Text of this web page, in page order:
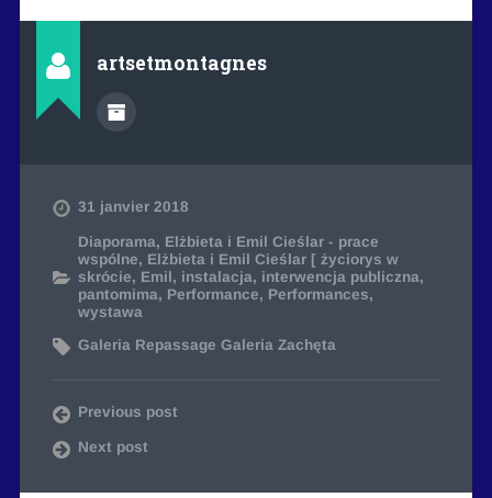
artsetmontagnes
31 janvier 2018
Diaporama, Elżbieta i Emil Cieślar - prace
wspólne, Elżbieta i Emil Cieślar [ życiorys w
skrócie, Emil, instalacja, interwencja publiczna,
pantomima, Performance, Performances,
wystawa
Galeria Repassage Galeria Zachęta
Previous post
Next post